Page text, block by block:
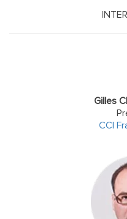
Gilles
CCI